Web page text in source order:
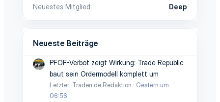
Neuestes Mitglied
Deep
Neueste Beiträge
PFOF-Verbot zeigt Wirkung: Trade Republic
baut sein Ordermodell komplett um
Letzter: Traden.de Redaktion
Gestern um
06:56